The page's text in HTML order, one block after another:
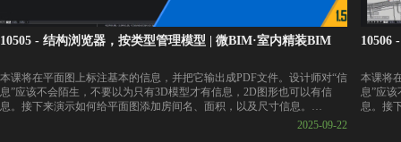
10505 - 结构浏览器，按类型管理模型 | 微BIM·室内精装BIM
本课将在平面图上标注基本的信息，并把它输出成PDF文件。设计师对“信
息”应该不会陌生，不要以为只有3D模型才有信息，2D图形也可以有信
息。接下来演示如何给平面图添加房间名、面积，以及尺寸信息。
2025-09-22
10506
本课将
息”应
息。接